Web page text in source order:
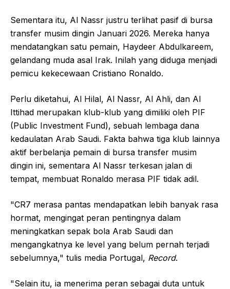
Sementara itu, Al Nassr justru terlihat pasif di bursa
transfer musim dingin Januari 2026. Mereka hanya
mendatangkan satu pemain, Haydeer Abdulkareem,
gelandang muda asal Irak. Inilah yang diduga menjadi
pemicu kekecewaan Cristiano Ronaldo.
Perlu diketahui, Al Hilal, Al Nassr, Al Ahli, dan Al
Ittihad merupakan klub-klub yang dimiliki oleh PIF
(Public Investment Fund), sebuah lembaga dana
kedaulatan Arab Saudi. Fakta bahwa tiga klub lainnya
aktif berbelanja pemain di bursa transfer musim
dingin ini, sementara Al Nassr terkesan jalan di
tempat, membuat Ronaldo merasa PIF tidak adil.
"CR7 merasa pantas mendapatkan lebih banyak rasa
hormat, mengingat peran pentingnya dalam
meningkatkan sepak bola Arab Saudi dan
mengangkatnya ke level yang belum pernah terjadi
sebelumnya," tulis media Portugal, Record.
"Selain itu, ia menerima peran sebagai duta untuk